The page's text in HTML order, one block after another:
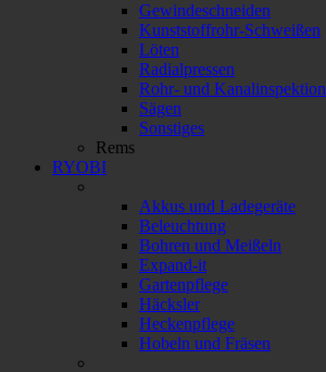
Gewindeschneiden
Kunststoffrohr-Schweißen
Löten
Radialpressen
Rohr- und Kanalinspektion
Sägen
Sonstiges
Rems
RYOBI
Akkus und Ladegeräte
Beleuchtung
Bohren und Meißeln
Expand-it
Gartenpflege
Häcksler
Heckenpflege
Hobeln und Fräsen